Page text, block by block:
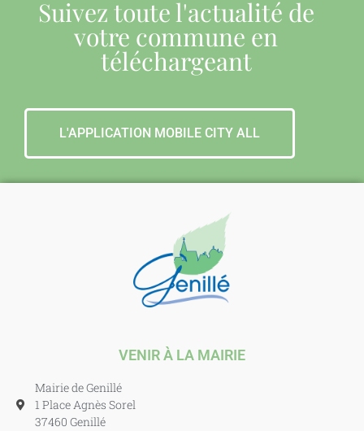
Suivez toute l'actualité de
votre commune en
téléchargeant
L'APPLICATION MOBILE CITY ALL
VENIR À LA MAIRIE
Mairie de Genillé
1 Place Agnès Sorel
37460 Genillé